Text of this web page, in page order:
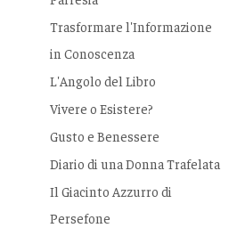
Trasformare l'Informazione
in Conoscenza
L'Angolo del Libro
Vivere o Esistere?
Gusto e Benessere
Diario di una Donna Trafelata
Il Giacinto Azzurro di
Persefone